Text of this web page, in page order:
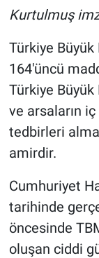
Kurtulmuş
Türkiye
164'üncü
Türkiye
ve arsaların
tedbirleri
amirdir.
Cumhuriyet
tarihinde
öncesinde
oluşan ciddi